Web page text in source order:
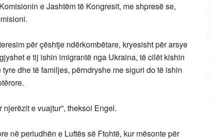
e Jashtëm të Kongresit, me shpresë se,
për çështje ndërkombëtare, kryesisht për arsye
e tij ishin imigrantë nga Ukraina, të cilët kishin
dhe të familjes, përndryshe me siguri do të ishin
e vuajtur”, theksoi Engel.
në periudhën e Luftës së Ftohtë, kur mësonte për